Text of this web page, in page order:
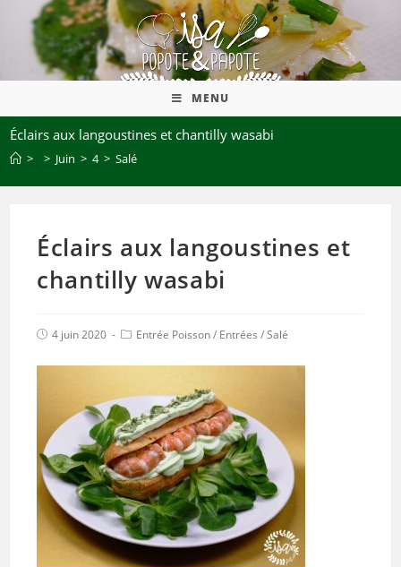
MENU
Éclairs aux langoustines et chantilly wasabi
> > Juin > 4 > Salé
Éclairs aux langoustines et
chantilly wasabi
4 juin 2020 Entrée Poisson/ Entrées /Salé